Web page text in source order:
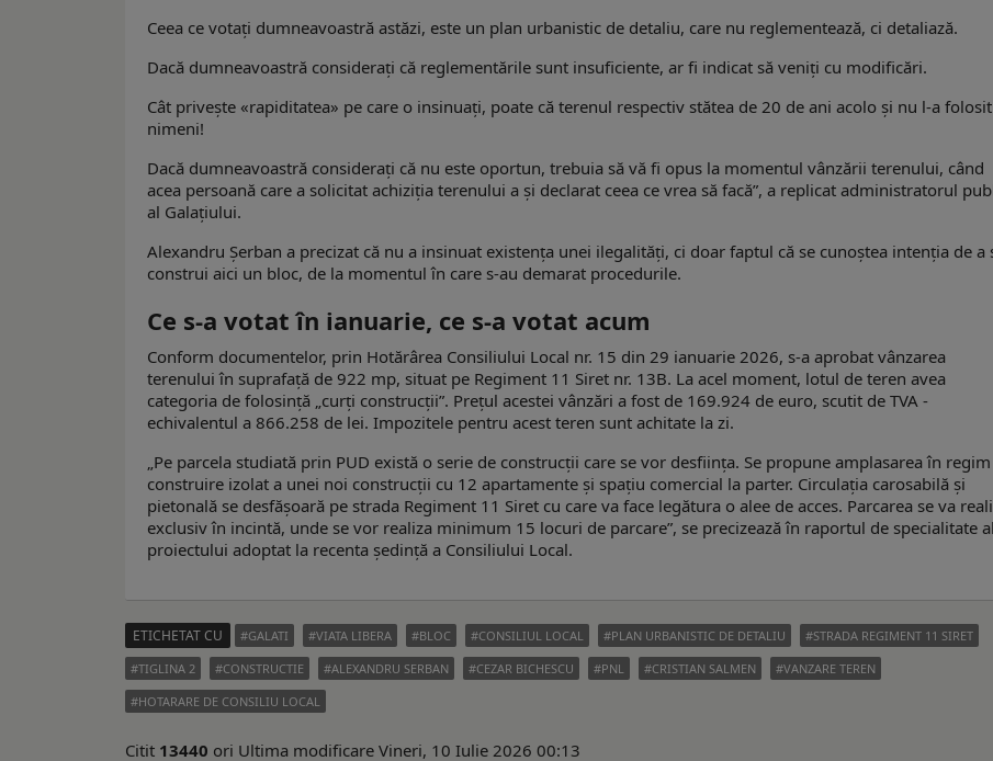
Ceea ce votați dumneavoastră astăzi, este un plan urbanistic de detaliu, care nu reglementează, ci detaliază.
Dacă dumneavoastră considerați că reglementările sunt insuficiente, ar fi indicat să veniți cu modificări.
Cât priveşte «rapiditatea» pe care o insinuaţi, poate că terenul respectiv stătea de 20 de ani acolo și nu l-a folosit
nimeni!
Dacă dumneavoastră considerați că nu este oportun, trebuia să vă fi opus la momentul vânzării terenului, când
acea persoană care a solicitat achiziția terenului a și declarat ceea ce vrea să facă”, a replicat administratorul
al Galaţiului.
Alexandru Şerban a precizat că nu a insinuat existenţa unei ilegalităţi, ci doar faptul că se cunoştea intenția de a
construi aici un bloc, de la momentul în care s-au demarat procedurile.
Ce s-a votat în ianuarie, ce s-a votat acum
Conform documentelor, prin Hotărârea Consiliului Local nr. 15 din 29 ianuarie 2026, s-a aprobat vânzarea
terenului în suprafaţă de 922 mp, situat pe Regiment 11 Siret nr. 13B. La acel moment, lotul de teren avea
categoria de folosinţă „curţi construcţii”. Preţul acestei vânzări a fost de 169.924 de euro, scutit de TVA -
echivalentul a 866.258 de lei. Impozitele pentru acest teren sunt achitate la zi.
„Pe parcela studiată prin PUD există o serie de construcţii care se vor desfiinţa. Se propune amplasarea în
construire izolat a unei noi construcţii cu 12 apartamente şi spaţiu comercial la parter. Circulaţia carosabilă şi
pietonală se desfăşoară pe strada Regiment 11 Siret cu care va face legătura o alee de acces. Parcarea se va
exclusiv în incintă, unde se vor realiza minimum 15 locuri de parcare”, se precizează în raportul de specialitate al
proiectului adoptat la recenta şedinţă a Consiliului Local.
ETICHETAT CU GALATI VIATA LIBERA BLOC CONSILIUL LOCAL PLAN URBANISTIC DE DETALIU
STRADA REGIMENT 11 SIRET
TIGLINA 2
CONSTRUCTIE ALEXANDRU SERBAN CEZAR BICHESCU PNL CRISTIAN SALMEN
VANZARE TEREN
HOTARARE DE CONSILIU LOCAL
Citit 13440 ori Ultima modificare Vineri, 10 Iulie 2026 00:13